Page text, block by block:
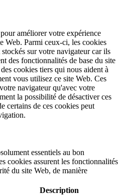
améliorer votre expérience
Web. Parmi ceux-ci, les cookies
stockés sur votre navigateur car ils
des fonctionnalités de base du site
cookies tiers qui nous aident à
vous utilisez ce site Web. Ces
navigateur qu'avec votre
la possibilité de désactiver ces
certains de ces cookies peut
essentiels au bon
cookies assurent les fonctionnalités
du site Web, de manière
Description